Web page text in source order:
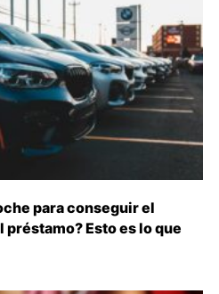
para conseguir el
Esto es lo que